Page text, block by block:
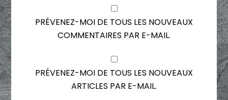
PRÉVENEZ-MOI DE TOUS LES NOUVEAUX
COMMENTAIRES PAR E-MAIL.
PRÉVENEZ-MOI DE TOUS LES NOUVEAUX
ARTICLES PAR E-MAIL.